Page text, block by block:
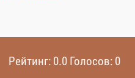
Рейтинг: 0.0 Голосов: 0